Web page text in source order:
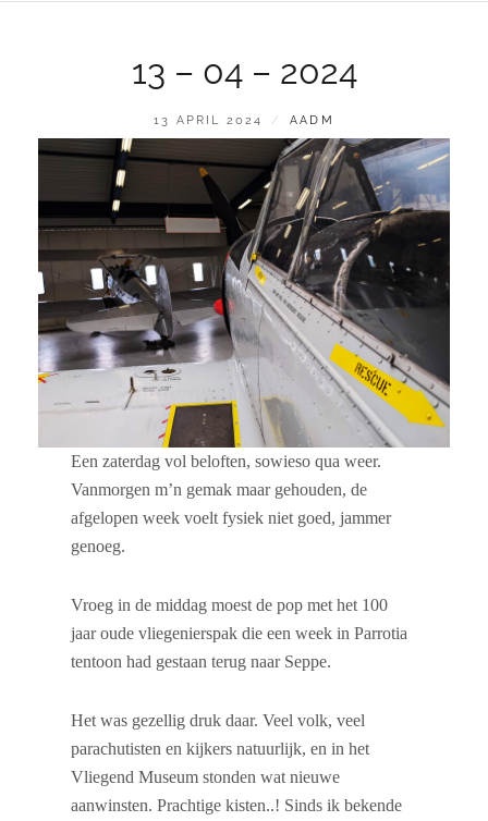
13 – 04 – 2024
GEPLAATST
OP
13 APRIL 2024 BY
AADM
Een zaterdag vol beloften, sowieso qua weer.
Vanmorgen m’n gemak maar gehouden, de
afgelopen week voelt fysiek niet goed, jammer
genoeg.
Vroeg in de middag moest de pop met het 100
jaar oude vliegenierspak die een week in Parrotia
tentoon had gestaan terug naar Seppe.
Het was gezellig druk daar. Veel volk, veel
parachutisten en kijkers natuurlijk, en in het
Vliegend Museum stonden wat nieuwe
aanwinsten. Prachtige kisten..! Sinds ik bekende